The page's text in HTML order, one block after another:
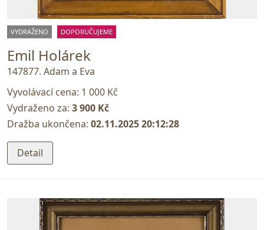
VYDRAŽENO DOPORUČUJEME
Emil Holárek
147877. Adam a Eva
Vyvolávací cena: 1 000 Kč
Vydraženo za: 3 900 Kč
Dražba ukončena: 02.11.2025 20:12:28
Detail